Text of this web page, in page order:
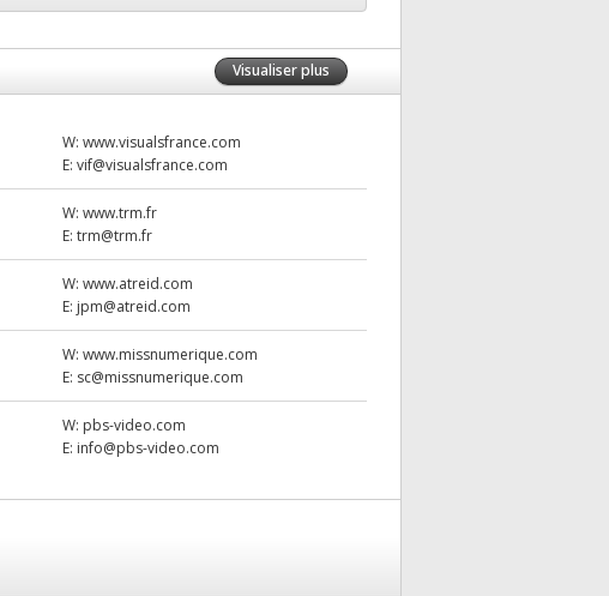
Visualiser plus
W:www.visualsfrance.com
E:vif@visualsfrance.com
W:www.trm.fr
E:trm@trm.fr
W:www.atreid.com
E: jpm@atreid.com
W:www.missnumerique.com
E: sc@missnumerique.com
W: pbs-video.com
E: info@pbs-video.com